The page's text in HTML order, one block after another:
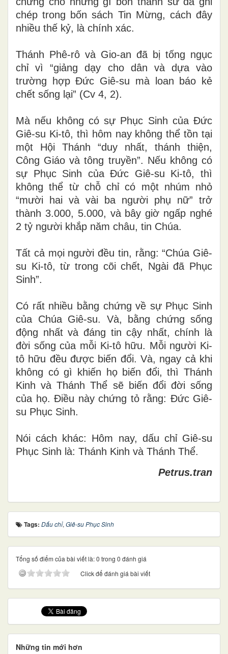
chép trong bốn sách Tin Mừng, cách đây
nhiều thế kỷ, là chính xác.
Thánh Phê-rô và Gio-an đã bị tống ngục
chỉ vì “giảng dạy cho dân và dựa vào
trường hợp Đức Giê-su mà loan báo kẻ
chết sống lại” (Cv 4, 2).
Mà nếu không có sự Phục Sinh của Đức
Giê-su Ki-tô, thì hôm nay không thể tồn tại
một Hội Thánh “duy nhất, thánh thiện,
Công Giáo và tông truyền”. Nếu không có
sự Phục Sinh của Đức Giê-su Ki-tô, thì
không thể từ chỗ chỉ có một nhúm nhỏ
“mười hai và vài ba người phụ nữ” trở
thành 3.000, 5.000, và bây giờ ngấp nghé
2 tỷ người khắp năm châu, tin Chúa.
Tất cả mọi người đều tin, rằng: “Chúa Giê-
su Ki-tô, từ trong cõi chết, Ngài đã Phục
Sinh”.
Có rất nhiều bằng chứng về sự Phục Sinh
của Chúa Giê-su. Và, bằng chứng sống
động nhất và đáng tin cậy nhất, chính là
đời sống của mỗi Ki-tô hữu. Mỗi người Ki-
tô hữu đều được biến đổi. Và, ngay cả khi
không có gì khiến họ biến đổi, thì Thánh
Kinh và Thánh Thể sẽ biến đổi đời sống
của họ. Điều này chứng tỏ rằng: Đức Giê-
su Phục Sinh.
Nói cách khác: Hôm nay, dấu chỉ Giê-su
Phục Sinh là: Thánh Kinh và Thánh Thể.
Petrus.tran
Tags: Dấu chỉ, Giê-su Phục Sinh
Tổng số điểm của bài viết là: 0 trong 0 đánh giá
Click để đánh giá bài viết
Những tin mới hơn